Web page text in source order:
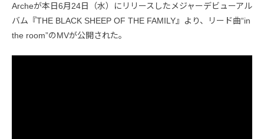
Archeが本日6月24日（水）にリリースしたメジャーデビューアル
バム『THE BLACK SHEEP OF THE FAMILY』より、リード曲“in
the room”のMVが公開された。